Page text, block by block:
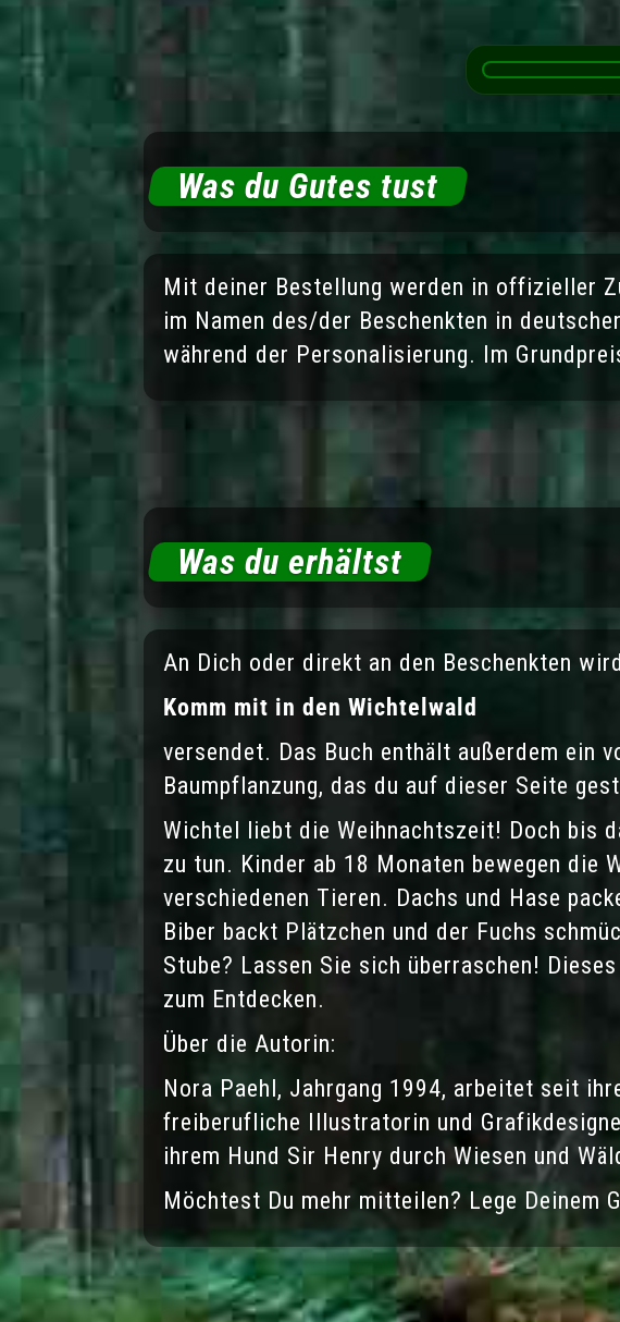
Was du Gutes tust
Mit deiner Bestellung werden in offizieller
im Namen des/der Beschenkten in
während der Personalisierung. Im
Was du erhältst
An Dich oder direkt an den Beschenkten
Komm mit in den Wichtelwald
versendet. Das Buch enthält außerdem
Baumpflanzung, das du auf dieser Seite
Wichtel liebt die Weihnachtszeit! Doch bis
zu tun. Kinder ab 18 Monaten bewegen die
verschiedenen Tieren. Dachs und Hase
Biber backt Plätzchen und der Fuchs
Stube? Lassen Sie sich überraschen!
zum Entdecken.
Über die Autorin:
Nora Paehl, Jahrgang 1994, arbeitet seit
freiberufliche Illustratorin und
ihrem Hund Sir Henry durch Wiesen und
Möchtest Du mehr mitteilen? Lege Deinem